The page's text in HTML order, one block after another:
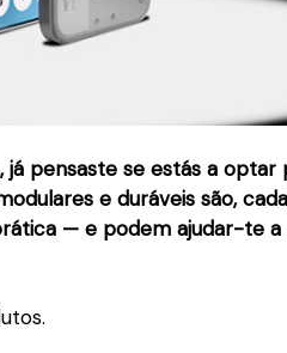
pensaste se estás a optar
e duráveis são,
— e podem ajudar-te